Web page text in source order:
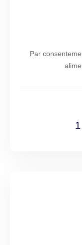
Par